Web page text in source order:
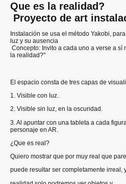
Que es la realidad?
Proyecto de art
Instalación se usa el método Yakobi,
luz y su ausencia
Concepto: Invito a cada uno a verse a sí
la realidad?"
El espacio consta de tres capas de
1. Visible con luz.
2. Visible sin luz, en la oscuridad.
3. Al apuntar con una tableta a cada
personaje en AR.
¿Que es real?
Quiero mostrar que por muy real que
puede resultar ser completamente irreal,